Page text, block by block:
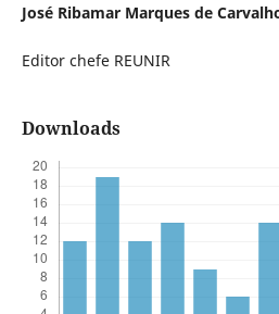
José Ribamar Marques de
Editor chefe REUNIR
Downloads